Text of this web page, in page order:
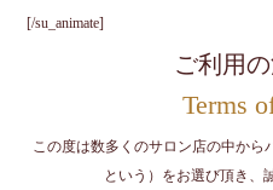
[/su_animate]
ご利用
Terms
この度は数多くのサロン店の中から
という）をお選び頂き、